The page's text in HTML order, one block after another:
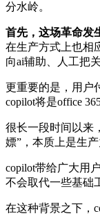
分水岭。
首先，这场革命发
在生产方式上也相
向ai辅助、人工把
更重要的是，用户
copilot将是office
很长一段时间以来
嫖”，本质上是生
copilot带给广大用
不会取代一些基础
在这种背景之下，